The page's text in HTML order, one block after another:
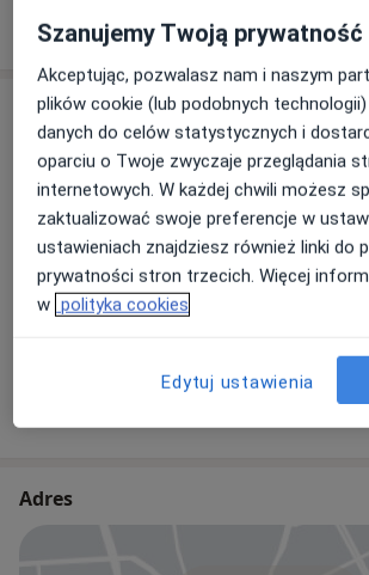
W jaki sposób ustalane są ceny?
Specjaliści
Wszystkie
Adres
Szanujemy Twoją prywatność
Akceptując, pozwalasz nam i naszym
plików cookie (lub podobnych
danych do celów statystycznych i
oparciu o Twoje zwyczaje przeglądania
internetowych. W każdej chwili możesz
zaktualizować swoje preferencje w
ustawieniach znajdziesz również linki do
prywatności stron trzecich. Więcej
w polityka cookies
Edytuj ustawienia